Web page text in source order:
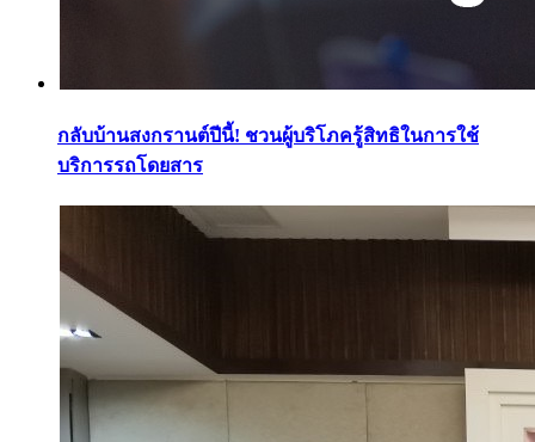
กลับบ้านสงกรานต์ปีนี้! ชวนผู้บริโภครู้สิทธิในการใช้
บริการรถโดยสาร